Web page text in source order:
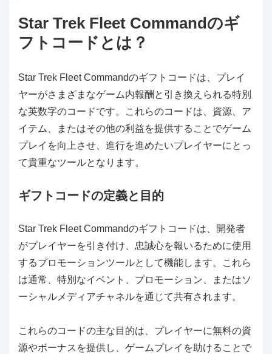
Star Trek Fleet Commandのギ
フトコードとは？
Star Trek Fleet Commandのギフトコードは、プレイ
ヤーがさまざまなゲーム内報酬と引き換えられる特別
な英数字のコードです。これらのコードは、資源、ア
イテム、またはその他の利益を提供することでゲーム
プレイを向上させ、進行を進めたいプレイヤーにとっ
て貴重なツールとなります。
ギフトコードの定義と目的
Star Trek Fleet Commandのギフトコードは、開発者
がプレイヤーを引き付け、忠誠心を報いるために使用
するプロモーションツールとして機能します。これら
は通常、特別なイベント、プロモーション、またはソ
ーシャルメディアチャネルを通じて共有されます。
これらのコードの主な目的は、プレイヤーに無料の資
源やボーナスを提供し、ゲームプレイを助けることで